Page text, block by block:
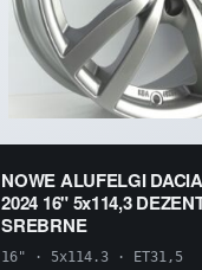
NOWE ALUFELGI
2024 16" 5x114,3
SREBRNE
16" · 5x114.3 · ET31,5